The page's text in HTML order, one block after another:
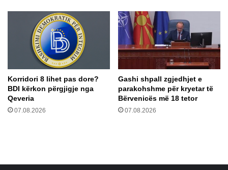
t
i
m
e
n
ë
Korridori 8 lihet pas dore?
BDI kërkon përgjigje nga
Qeveria
07.08.2026
Gashi shpall zgjedhjet e
parakohshme për kryetar të
Bërvenicës më 18 tetor
07.08.2026